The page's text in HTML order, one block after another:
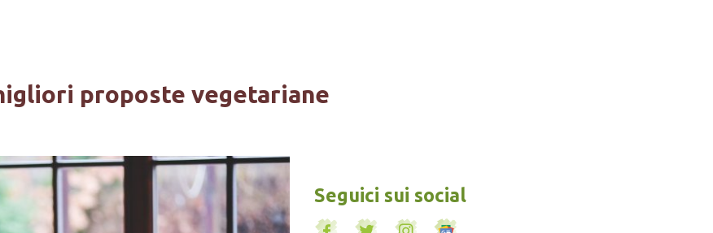
proposte vegetariane
Seguici sui social